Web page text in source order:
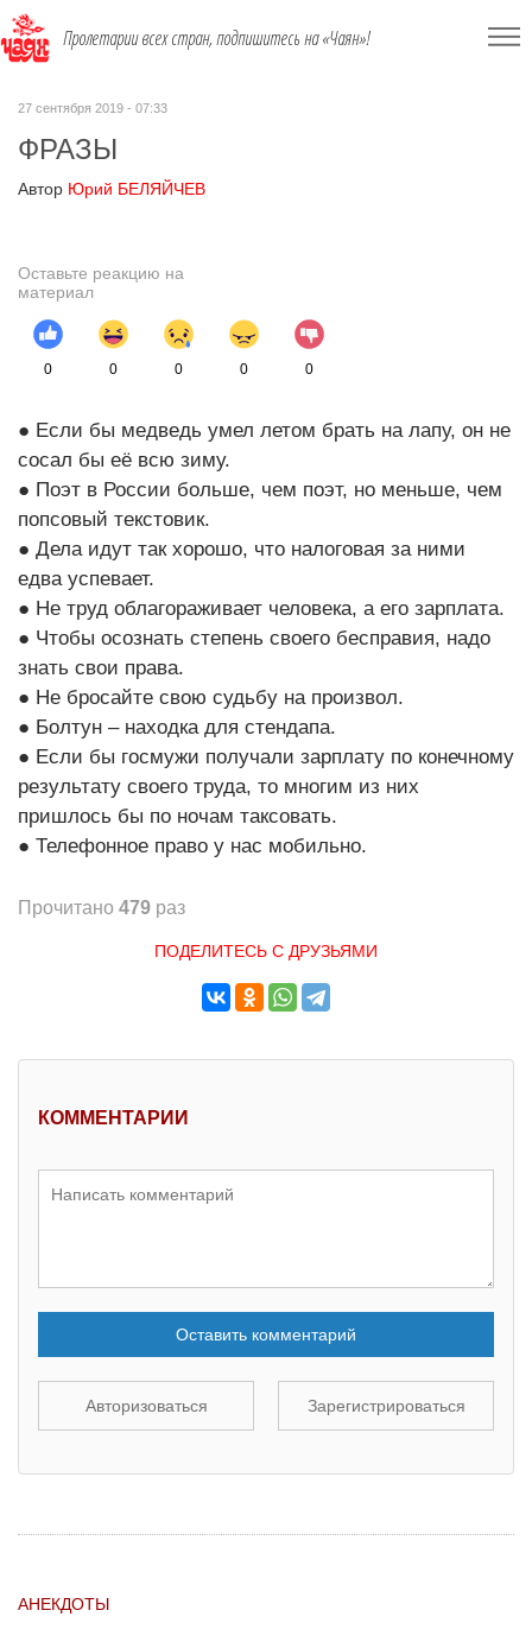
Пролетарии всех стран, подпишитесь на «Чаян»!
27 сентября 2019 - 07:33
ФРАЗЫ
Автор Юрий БЕЛЯЙЧЕВ
Оставьте реакцию на
материал
0 0 0 0 0
● Если бы медведь умел летом брать на лапу, он не
сосал бы её всю зиму.
● Поэт в России больше, чем поэт, но меньше, чем
попсовый текстовик.
● Дела идут так хорошо, что налоговая за ними
едва успевает.
● Не труд облагораживает человека, а его зарплата.
● Чтобы осознать степень своего бесправия, надо
знать свои права.
● Не бросайте свою судьбу на произвол.
● Болтун – находка для стендапа.
● Если бы госмужи получали зарплату по конечному
результату своего труда, то многим из них
пришлось бы по ночам таксовать.
● Телефонное право у нас мобильно.
Прочитано 479 раз
ПОДЕЛИТЕСЬ С ДРУЗЬЯМИ
КОММЕНТАРИИ
Оставить комментарий
Авторизоваться Зарегистрироваться
АНЕКДОТЫ